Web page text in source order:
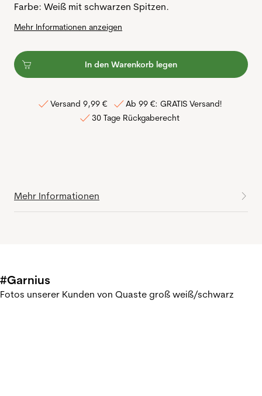
Farbe: Weiß mit schwarzen Spitzen.
Mehr Informationen anzeigen
In den Warenkorb legen
Versand 9,99 €
Ab 99 €: GRATIS Versand!
30 Tage Rückgaberecht
Mehr Informationen
#Garnius
Fotos unserer Kunden von Quaste groß weiß/schwarz